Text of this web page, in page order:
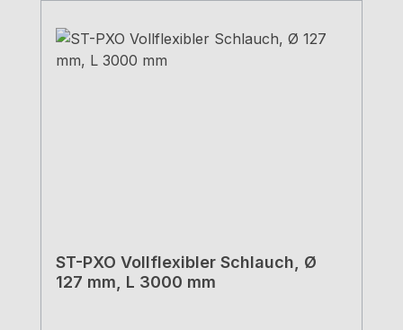
ST-PXO Vollflexibler Schlauch, Ø
127 mm, L 3000 mm